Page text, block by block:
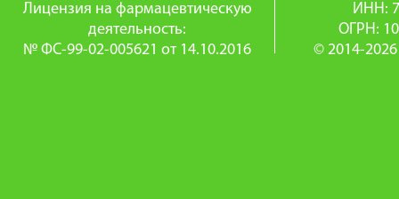
Лицензия на фармацевтическую
деятельность:
№ ФС-99-02-005621 от 14.10.2016
ИНН:
ОГРН:
© 2014-